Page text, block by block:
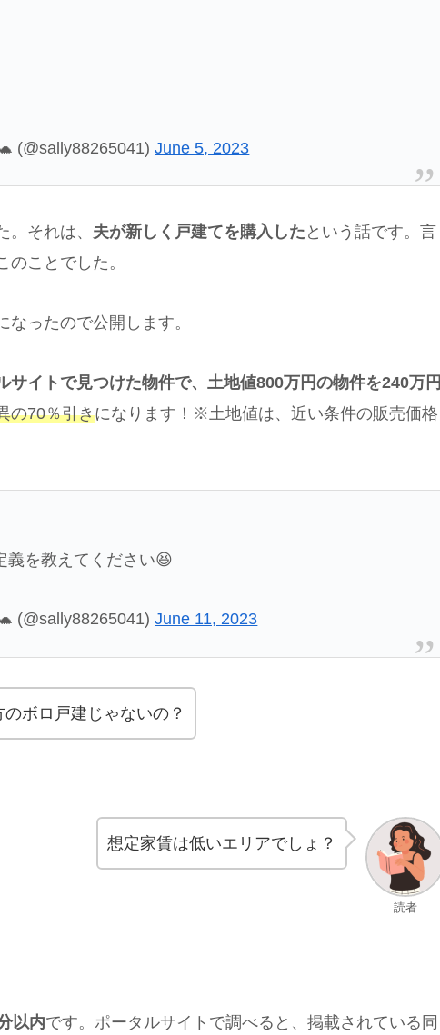
(@sally88265041)June 5, 2023
それは、 夫が新しく戸建てを購入した という話です。言
ことでした。
ったので公開します。
サイトで見つけた物件で、土地値800万円の物件を240万円
の70％引きになります！※土地値は、近い条件の販売価格
義を教えてください😆
(@sally88265041)June 11, 2023
ボロ戸建じゃないの？
読者
想定家賃は低いエリアでしょ？
以内です。ポータルサイトで調べると、掲載されている同